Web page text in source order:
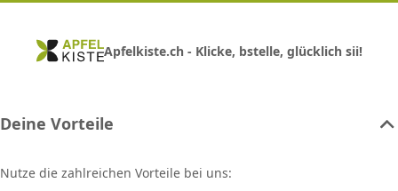
Apfelkiste.ch - Klicke, bstelle, glücklich sii!
Deine Vorteile
Nutze die zahlreichen Vorteile bei uns: